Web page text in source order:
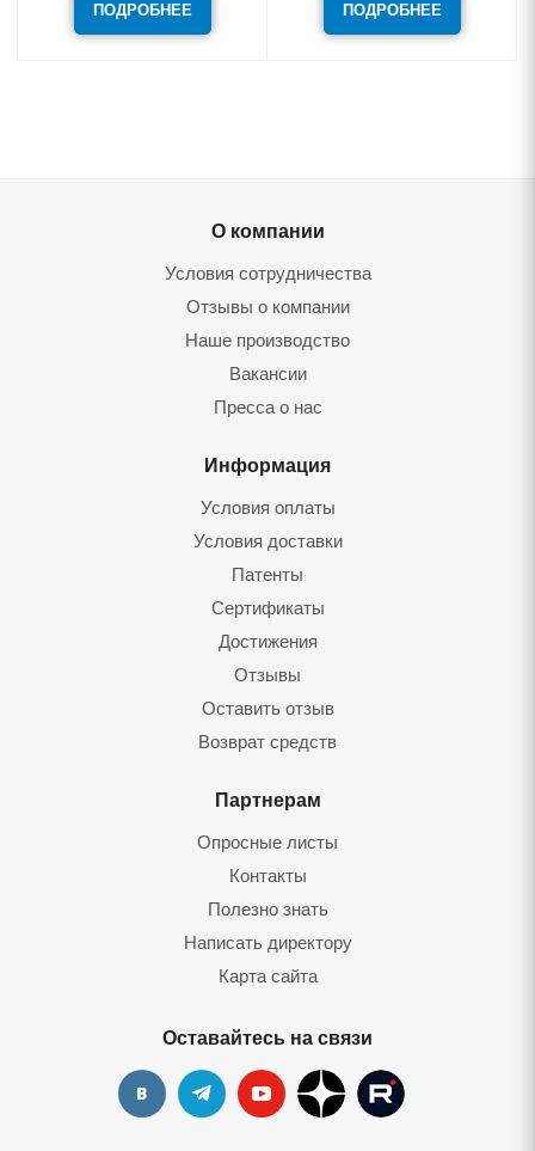
ПОДРОБНЕЕ ПОДРОБНЕЕ
О компании
Условия сотрудничества
Отзывы о компании
Наше производство
Вакансии
Пресса о нас
Информация
Условия оплаты
Условия доставки
Патенты
Сертификаты
Достижения
Отзывы
Оставить отзыв
Возврат средств
Партнерам
Опросные листы
Контакты
Полезно знать
Написать директору
Карта сайта
Оставайтесь на связи